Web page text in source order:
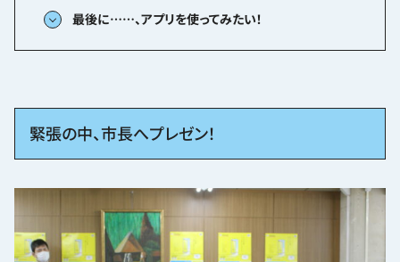
最後に……、アプリを使ってみたい！
緊張の中、市長へプレゼン！